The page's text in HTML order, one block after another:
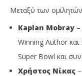
Μεταξύ των
Kaplan Mobray
Winning Author
Super Bowl και
Χρήστος Νίκας